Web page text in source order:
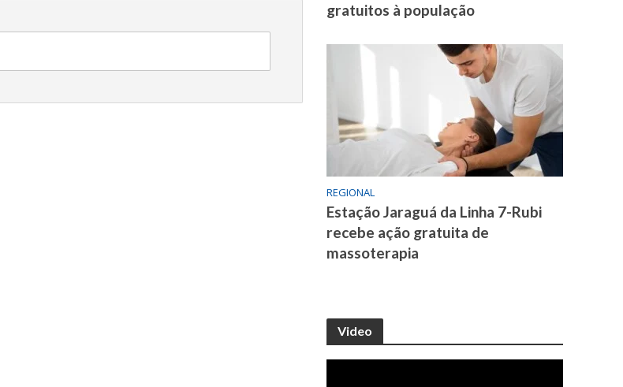
gratuitos à população
REGIONAL
Estação Jaraguá da Linha 7-Rubi
recebe ação gratuita de
massoterapia
Video